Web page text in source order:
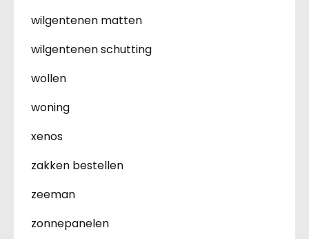
wilgentenen matten
wilgentenen schutting
wollen
woning
xenos
zakken bestellen
zeeman
zonnepanelen